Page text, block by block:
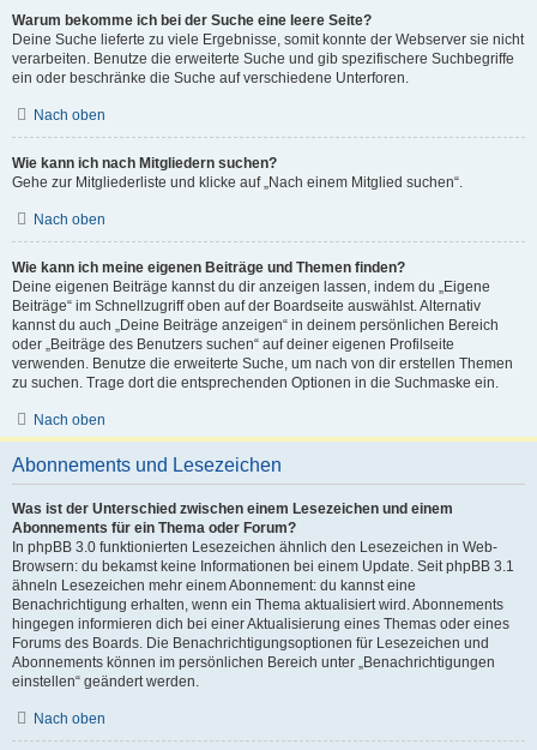
Warum bekomme ich bei der Suche eine leere Seite?
Deine Suche lieferte zu viele Ergebnisse, somit konnte der Webserver sie nicht
verarbeiten. Benutze die erweiterte Suche und gib spezifischere Suchbegriffe
ein oder beschränke die Suche auf verschiedene Unterforen.
Nach oben
Wie kann ich nach Mitgliedern suchen?
Gehe zur Mitgliederliste und klicke auf „Nach einem Mitglied suchen“.
Nach oben
Wie kann ich meine eigenen Beiträge und Themen finden?
Deine eigenen Beiträge kannst du dir anzeigen lassen, indem du „Eigene
Beiträge“ im Schnellzugriff oben auf der Boardseite auswählst. Alternativ
kannst du auch „Deine Beiträge anzeigen“ in deinem persönlichen Bereich
oder „Beiträge des Benutzers suchen“ auf deiner eigenen Profilseite
verwenden. Benutze die erweiterte Suche, um nach von dir erstellen Themen
zu suchen. Trage dort die entsprechenden Optionen in die Suchmaske ein.
Nach oben
Abonnements und Lesezeichen
Was ist der Unterschied zwischen einem Lesezeichen und einem
Abonnements für ein Thema oder Forum?
In phpBB 3.0 funktionierten Lesezeichen ähnlich den Lesezeichen in Web-
Browsern: du bekamst keine Informationen bei einem Update. Seit phpBB 3.1
ähneln Lesezeichen mehr einem Abonnement: du kannst eine
Benachrichtigung erhalten, wenn ein Thema aktualisiert wird. Abonnements
hingegen informieren dich bei einer Aktualisierung eines Themas oder eines
Forums des Boards. Die Benachrichtigungsoptionen für Lesezeichen und
Abonnements können im persönlichen Bereich unter „Benachrichtigungen
einstellen“ geändert werden.
Nach oben